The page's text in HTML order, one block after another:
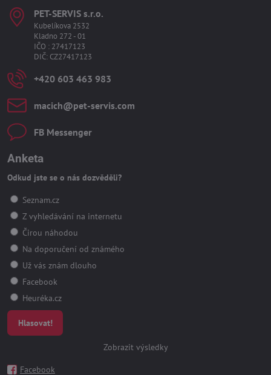
PET-SERVIS s​.r​.o​.
Kubelíkova 2532
Kladno 272 - 01
IČO : 27417123
DIČ: CZ27417123
+420 603 463 983
macich​@pet-servis​.com
FB Messenger
Anketa
Odkud jste se o nás dozvěděli?
Seznam.cz
Z vyhledávání na internetu
Čirou náhodou
Na doporučení od známého
Už vás znám dlouho
Facebook
Heuréka.cz
Hlasovat!
Zobrazit výsledky
Facebook